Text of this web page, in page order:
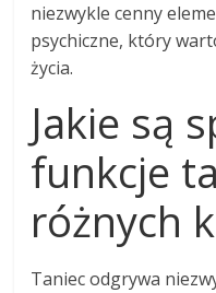
niezwykle cenny
psychiczne, który
życia.
Jakie są
funkcje
różnych
Taniec odgrywa